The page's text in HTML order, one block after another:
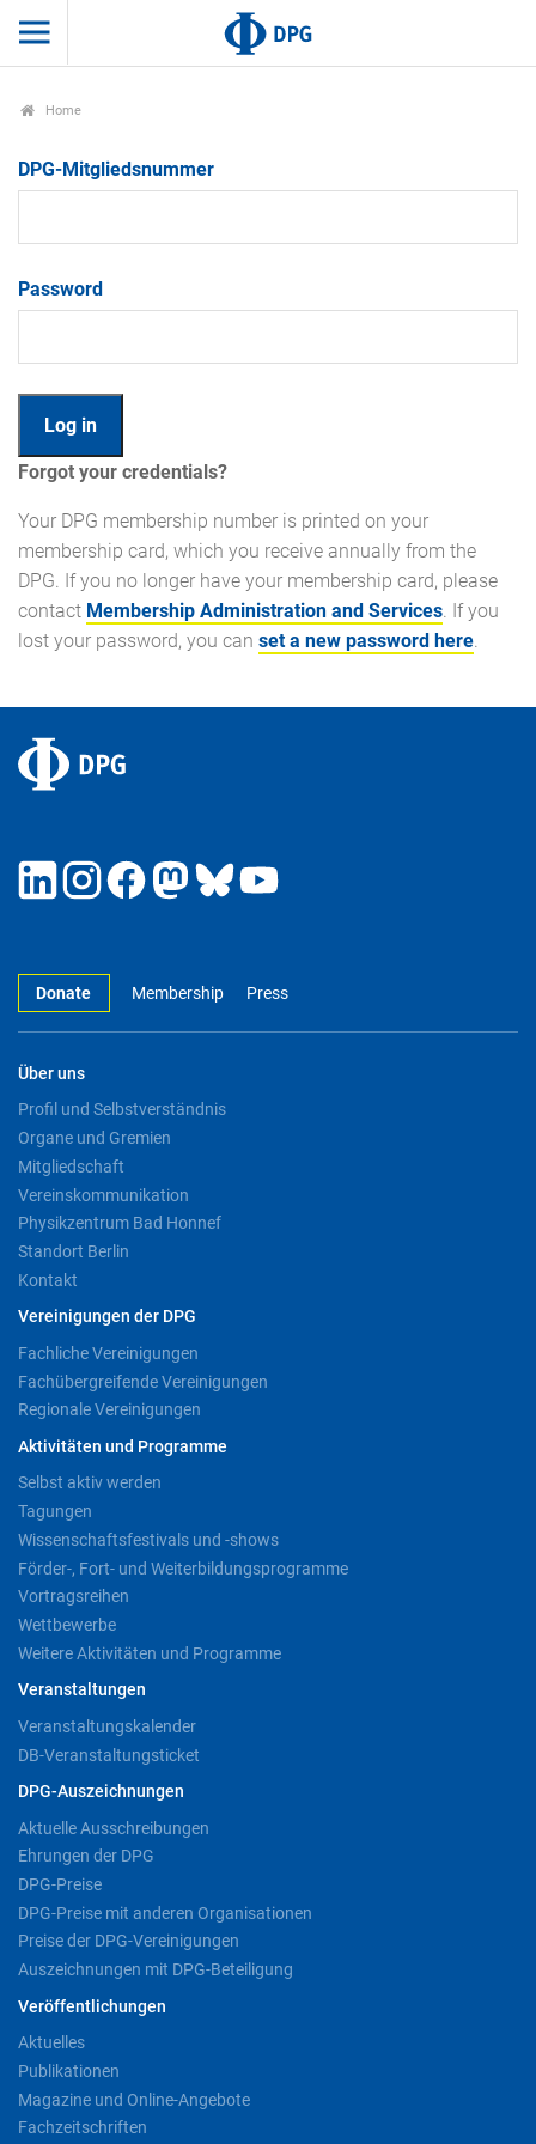
Home
DPG-Mitgliedsnummer
Password
Forgot your credentials?
Your DPG membership number is printed on your
membership card, which you receive annually from the
DPG. If you no longer have your membership card, please
contact Membership Administration and Services . If you
lost your password, you can set a new password here
Donate Membership Press
Über uns
Profil und Selbstverständnis
Organe und Gremien
Mitgliedschaft
Vereinskommunikation
Physikzentrum Bad Honnef
Standort Berlin
Kontakt
Vereinigungen der DPG
Fachliche Vereinigungen
Fachübergreifende Vereinigungen
Regionale Vereinigungen
Aktivitäten und Programme
Selbst aktiv werden
Tagungen
Wissenschaftsfestivals und -shows
Förder-, Fort- und Weiterbildungsprogramme
Vortragsreihen
Wettbewerbe
Weitere Aktivitäten und Programme
Veranstaltungen
Veranstaltungskalender
DB-Veranstaltungsticket
DPG-Auszeichnungen
Aktuelle Ausschreibungen
Ehrungen der DPG
DPG-Preise
DPG-Preise mit anderen Organisationen
Preise der DPG-Vereinigungen
Auszeichnungen mit DPG-Beteiligung
Veröffentlichungen
Aktuelles
Publikationen
Magazine und Online-Angebote
Fachzeitschriften